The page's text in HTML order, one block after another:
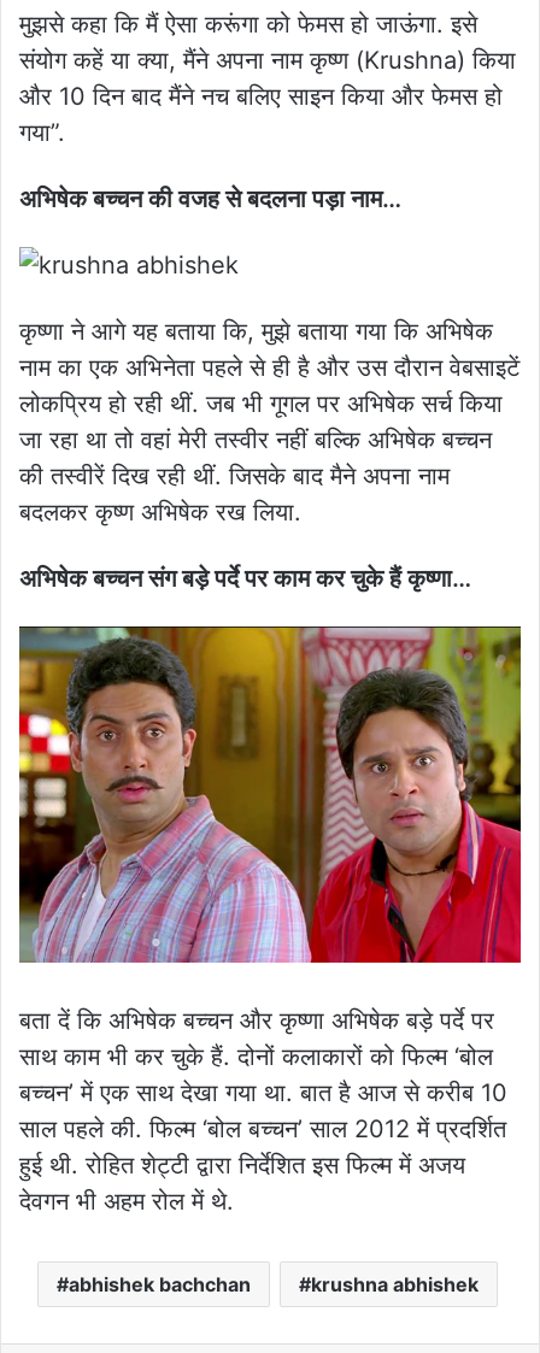
मुझसे कहा कि मैं ऐसा करूंगा को फेमस हो जाऊंगा. इसे
संयोग कहें या क्या, मैंने अपना नाम कृष्ण (Krushna) किया
और 10 दिन बाद मैंने नच बलिए साइन किया और फेमस हो
गया”.
अभिषेक बच्चन की वजह से बदलना पड़ा नाम…
कृष्णा ने आगे यह बताया कि, मुझे बताया गया कि अभिषेक
नाम का एक अभिनेता पहले से ही है और उस दौरान वेबसाइटें
लोकप्रिय हो रही थीं. जब भी गूगल पर अभिषेक सर्च किया
जा रहा था तो वहां मेरी तस्वीर नहीं बल्कि अभिषेक बच्चन
की तस्वीरें दिख रही थीं. जिसके बाद मैने अपना नाम
बदलकर कृष्ण अभिषेक रख लिया.
अभिषेक बच्चन संग बड़े पर्दे पर काम कर चुके हैं कृष्णा…
बता दें कि अभिषेक बच्चन और कृष्णा अभिषेक बड़े पर्दे पर
साथ काम भी कर चुके हैं. दोनों कलाकारों को फिल्म ‘बोल
बच्चन’ में एक साथ देखा गया था. बात है आज से करीब 10
साल पहले की. फिल्म ‘बोल बच्चन’ साल 2012 में प्रदर्शित
हुई थी. रोहित शेट्टी द्वारा निर्देशित इस फिल्म में अजय
देवगन भी अहम रोल में थे.
abhishek bachchan krushna abhishek